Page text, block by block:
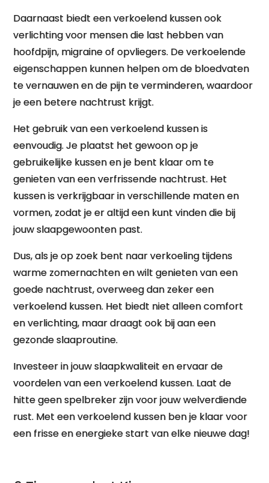
Daarnaast biedt een verkoelend kussen ook
verlichting voor mensen die last hebben van
hoofdpijn, migraine of opvliegers. De verkoelende
eigenschappen kunnen helpen om de bloedvaten
te vernauwen en de pijn te verminderen, waardoor
je een betere nachtrust krijgt.
Het gebruik van een verkoelend kussen is
eenvoudig. Je plaatst het gewoon op je
gebruikelijke kussen en je bent klaar om te
genieten van een verfrissende nachtrust. Het
kussen is verkrijgbaar in verschillende maten en
vormen, zodat je er altijd een kunt vinden die bij
jouw slaapgewoonten past.
Dus, als je op zoek bent naar verkoeling tijdens
warme zomernachten en wilt genieten van een
goede nachtrust, overweeg dan zeker een
verkoelend kussen. Het biedt niet alleen comfort
en verlichting, maar draagt ook bij aan een
gezonde slaaproutine.
Investeer in jouw slaapkwaliteit en ervaar de
voordelen van een verkoelend kussen. Laat de
hitte geen spelbreker zijn voor jouw welverdiende
rust. Met een verkoelend kussen ben je klaar voor
een frisse en energieke start van elke nieuwe dag!